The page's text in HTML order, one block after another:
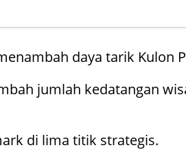
daya tarik Kulon
jumlah kedatangan
di lima titik strategis.